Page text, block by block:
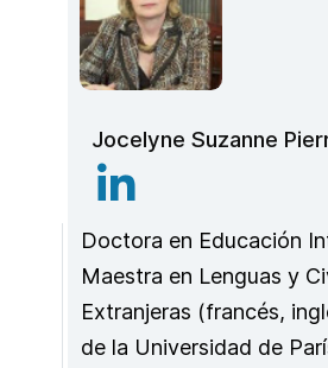
Jocelyne Suzanne
Doctora en Educación
Maestra en Lenguas y
Extranjeras (francés,
de la Universidad de